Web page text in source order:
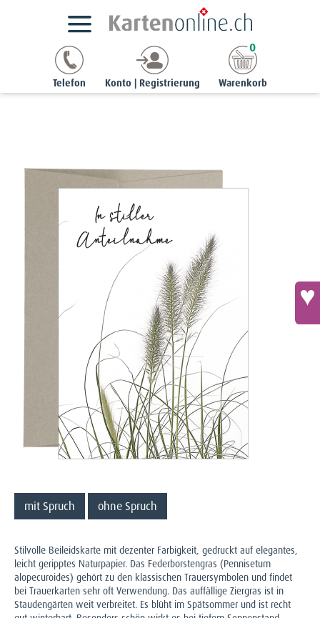
Telefon Konto | Registrierung Warenkorb
0
Beileidskarte «In stiller Trauer» - Federborstengras
mit Spruch ohne Spruch
Stilvolle Beileidskarte mit dezenter Farbigkeit, gedruckt auf elegantes,
leicht geripptes Naturpapier. Das Federborstengras (Pennisetum
alopecuroides) gehört zu den klassischen Trauersymbolen und findet
bei Trauerkarten sehr oft Verwendung. Das auffällige Ziergras ist in
Staudengärten weit verbreitet. Es blüht im Spätsommer und ist recht